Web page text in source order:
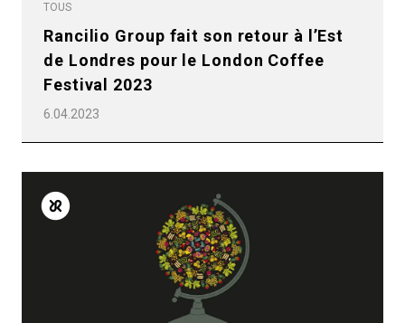
TOUS
Rancilio Group fait son retour à l’Est
de Londres pour le London Coffee
Festival 2023
6.04.2023